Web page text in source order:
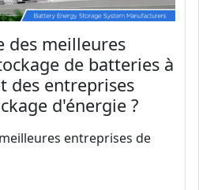
des meilleures
de batteries à
des entreprises
d'énergie ?
entreprises de